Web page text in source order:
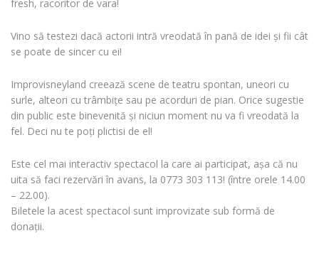
fresh, racoritor de vara!
Vino să testezi dacă actorii intră vreodată în pană de idei și fii cât
se poate de sincer cu ei!
Improvisneyland creează scene de teatru spontan, uneori cu
surle, alteori cu trâmbițe sau pe acorduri de pian. Orice sugestie
din public este binevenită și niciun moment nu va fi vreodată la
fel. Deci nu te poți plictisi de el!
Este cel mai interactiv spectacol la care ai participat, așa că nu
uita să faci rezervări în avans, la 0773 303 113! (între orele 14.00
– 22.00).
Biletele la acest spectacol sunt improvizate sub formă de
donații.